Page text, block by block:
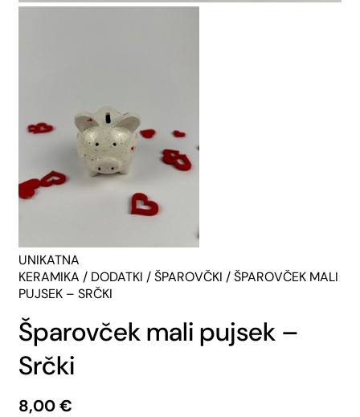
UNIKATNA
KERAMIKA / DODATKI /ŠPAROVČKI / ŠPAROVČEK MALI
PUJSEK – SRČKI
Šparovček mali pujsek –
Srčki
8,00€